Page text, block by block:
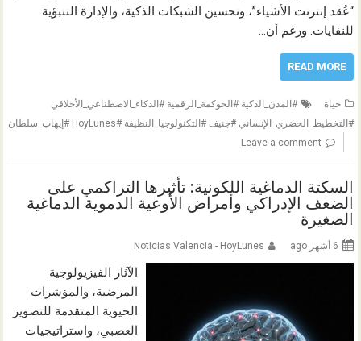
“عُقد إنترنت الأشياء”، وتحسين الشبكات الذكية، والإدارة التنبؤية
للنفايات. ورغم أن…
READ MORE
حياة
#المدن_الذكية #الحوكمة_الرقمية #الذكاء_الاصطناعي_الأخلاقي
#التخطيط_الحضري_الإنساني #جنيف #التكنولوجيا_النظيفة #HoyLunes #إيهاب_سلطان
Leave a comment
السكتة الدماغية اللكونية: تأثيرها التراكمي على
الضعف الإدراكي وأمراض الأوعية الدموية الدماغية
الصغيرة
6 أشهر ago Noticias Valencia - HoyLunes
الآثار الفيزيولوجية
المرضية، والمؤشرات
الحيوية المتقدمة للتصوير
العصبي، واستراتيجيات